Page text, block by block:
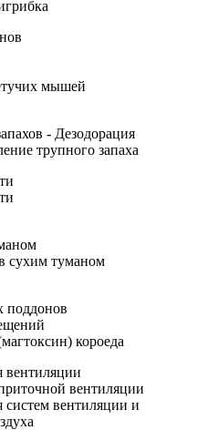
мышей
- Дезодорация
трупного запаха
сухим туманом
поддонов
короеда
вентиляции
вентиляции
вентиляции и